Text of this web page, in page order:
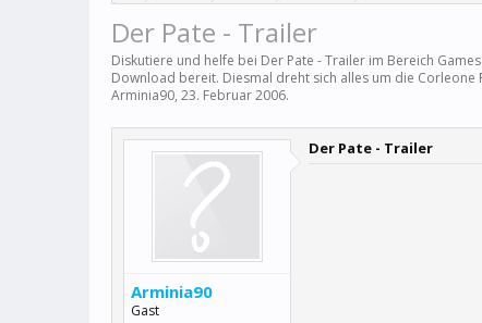
Der Pate - Trailer
Diskutiere und helfe bei Der Pate - Trailer im Bereich Games
Download bereit. Diesmal dreht sich alles um die Corleone
Arminia90, 23. Februar 2006.
Arminia90
Gast
Der Pate - Trailer